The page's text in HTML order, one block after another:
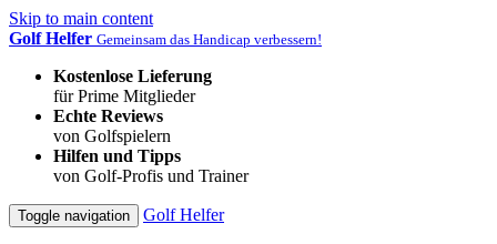
Skip to main content
Golf Helfer Gemeinsam das Handicap verbessern!
Kostenlose Lieferung
für Prime Mitglieder
Echte Reviews
von Golfspielern
Hilfen und Tipps
von Golf-Profis und Trainer
Toggle navigation Golf Helfer